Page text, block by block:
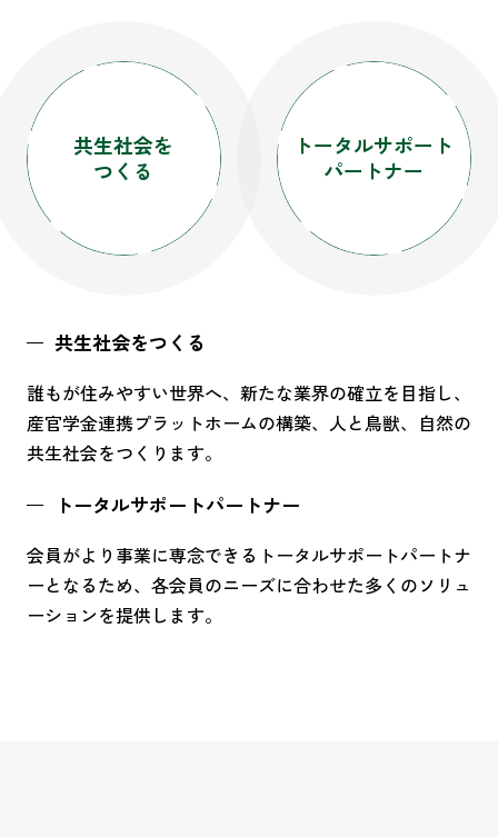
共生社会を
つくる
トータルサポート
パートナー
共生社会をつくる
誰もが住みやすい世界へ、新たな業界の確立を目指し、
産官学金連携プラットホームの構築、人と鳥獣、自然の
共生社会をつくります。
トータルサポートパートナー
会員がより事業に専念できるトータルサポートパートナ
ーとなるため、各会員のニーズに合わせた多くのソリュ
ーションを提供します。